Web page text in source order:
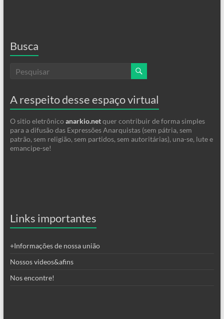
Busca
A respeito desse espaço virtual
O sitio eletrônico anarkio.netquer contribuir de forma simples
para a difusão das Expressões Anarquistas (sem pátria, sem
patrão, sem religião, sem partidos, sem autoritárias), una-se, lute e
emancipe-se!
Links importantes
+Informações de nossa união
Nossos videos&afins
Nos encontre!